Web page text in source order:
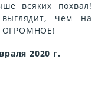
всяких похвал!
чем на
ОГРОМНОЕ!
2020 г.